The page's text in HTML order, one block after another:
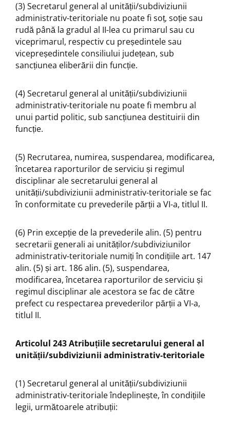
(3) Secretarul general al unității/subdiviziunii
administrativ-teritoriale nu poate fi soț, soție sau
rudă până la gradul al II-lea cu primarul sau cu
viceprimarul, respectiv cu președintele sau
vicepreședintele consiliului județean, sub
sancțiunea eliberării din funcție.
(4) Secretarul general al unității/subdiviziunii
administrativ-teritoriale nu poate fi membru al
unui partid politic, sub sancțiunea destituirii din
funcție.
(5) Recrutarea, numirea, suspendarea, modificarea,
încetarea raporturilor de serviciu și regimul
disciplinar ale secretarului general al
unității/subdiviziunii administrativ-teritoriale se fac
în conformitate cu prevederile părții a VI-a, titlul II.
(6) Prin excepție de la prevederile alin. (5) pentru
secretarii generali ai unităților/subdiviziunilor
administrativ-teritoriale numiți în condițiile art. 147
alin. (5) și art. 186 alin. (5), suspendarea,
modificarea, încetarea raporturilor de serviciu și
regimul disciplinar ale acestora se fac de către
prefect cu respectarea prevederilor părții a VI-a,
titlul II.
Articolul 243 Atribuțiile secretarului general al
unității/subdiviziunii administrativ-teritoriale
(1) Secretarul general al unității/subdiviziunii
administrativ-teritoriale îndeplinește, în condițiile
legii, următoarele atribuții: